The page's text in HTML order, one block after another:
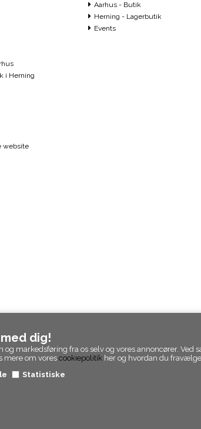
dig!
markedsføring fra os selv og vores annoncører. Ved
mere om vorescookiepolitik her og hvordan du
Statistiske
i Herning
website
Aarhus - Butik
Herning - Lagerbutik
Events